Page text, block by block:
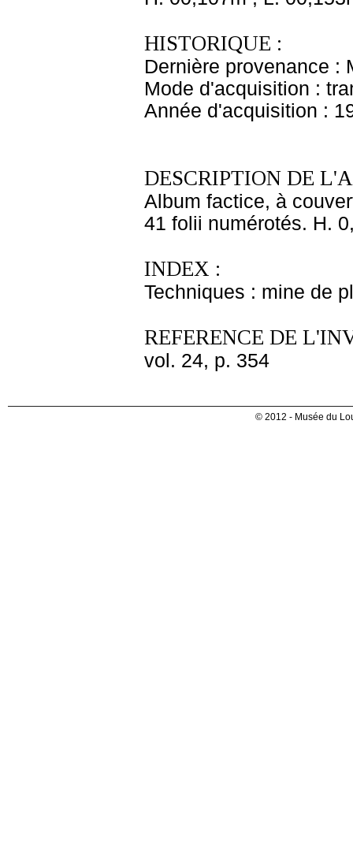
HISTORIQUE :
Dernière provenance :
Mode d'acquisition :
Année d'acquisition :
DESCRIPTION DE
Album factice, à
41 folii numérotés. H.
INDEX :
Techniques : mine de
REFERENCE DE
vol. 24, p. 354
© 2012 - Musée du